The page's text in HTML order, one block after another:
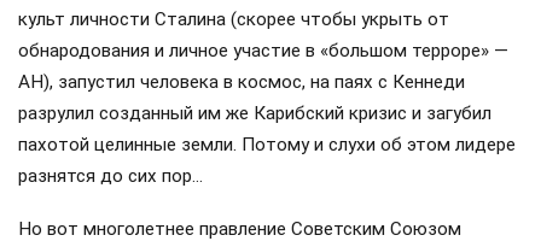
культ личности Сталина (скорее чтобы укрыть от
обнародования и личное участие в «большом терроре» —
АН), запустил человека в космос, на паях с Кеннеди
разрулил созданный им же Карибский кризис и загубил
пахотой целинные земли. Потому и слухи об этом лидере
разнятся до сих пор…
Но вот многолетнее правление Советским Союзом